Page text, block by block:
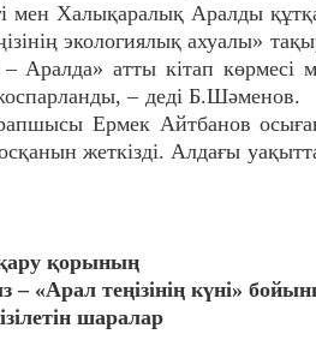
мен Халықаралық Аралды
экологиялық ахуалы»
Аралда» атты кітап
– деді
Ермек Айтбанов
жеткізді. Алдағы
қорының
«Арал теңізінің күні»
шаралар